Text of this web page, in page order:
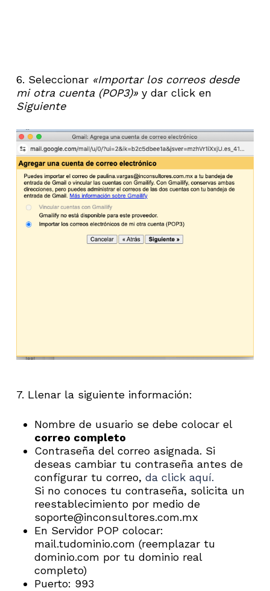
6. Seleccionar «Importar los correos desde
mi otra cuenta (POP3)»y dar click en
Siguiente
7. Llenar la siguiente información:
Nombre de usuario se debe colocar el
correo completo
Contraseña del correo asignada. Si
deseas cambiar tu contraseña antes de
configurar tu correo, da click aquí.
Si no conoces tu contraseña, solicita un
reestablecimiento por medio de
soporte@inconsultores.com.mx
En Servidor POP colocar:
mail.tudominio.com (reemplazar tu
dominio.com por tu dominio real
completo)
Puerto: 993